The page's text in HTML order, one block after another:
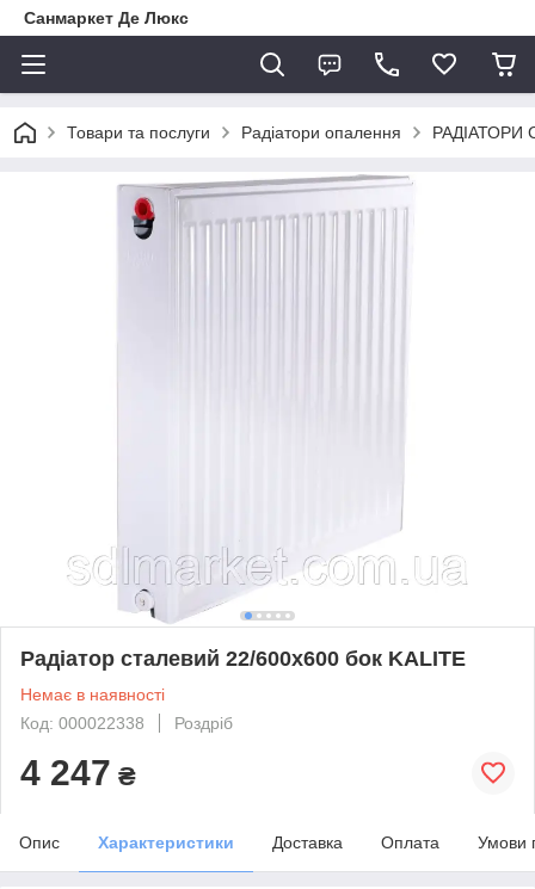
Санмаркет Де Люкс
Товари та послуги Радіатори опалення РАДІАТОРИ
Радіатор сталевий 22/600x600 бок KALITE
Немає в наявності
Код: 000022338
Роздріб
4 247 ₴
Опис Характеристики Доставка Оплата Умови